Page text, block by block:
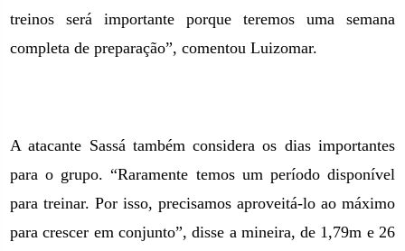
treinos será importante porque teremos uma semana
completa de preparação”, comentou Luizomar.
A atacante Sassá também considera os dias importantes
para o grupo. “Raramente temos um período disponível
para treinar. Por isso, precisamos aproveitá-lo ao máximo
para crescer em conjunto”, disse a mineira, de 1,79m e 26